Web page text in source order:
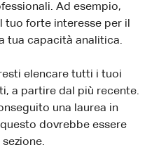
Ad esempio,
tuo forte interesse per il
tua capacità analitica.
elencare tutti i tuoi
a partire dal più recente.
una laurea in
dovrebbe essere